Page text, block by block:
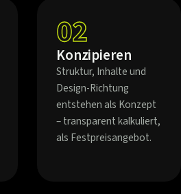
02
Konzipieren
Struktur, Inhalte und
Design-Richtung
entstehen als Konzept
– transparent kalkuliert,
als Festpreisangebot.